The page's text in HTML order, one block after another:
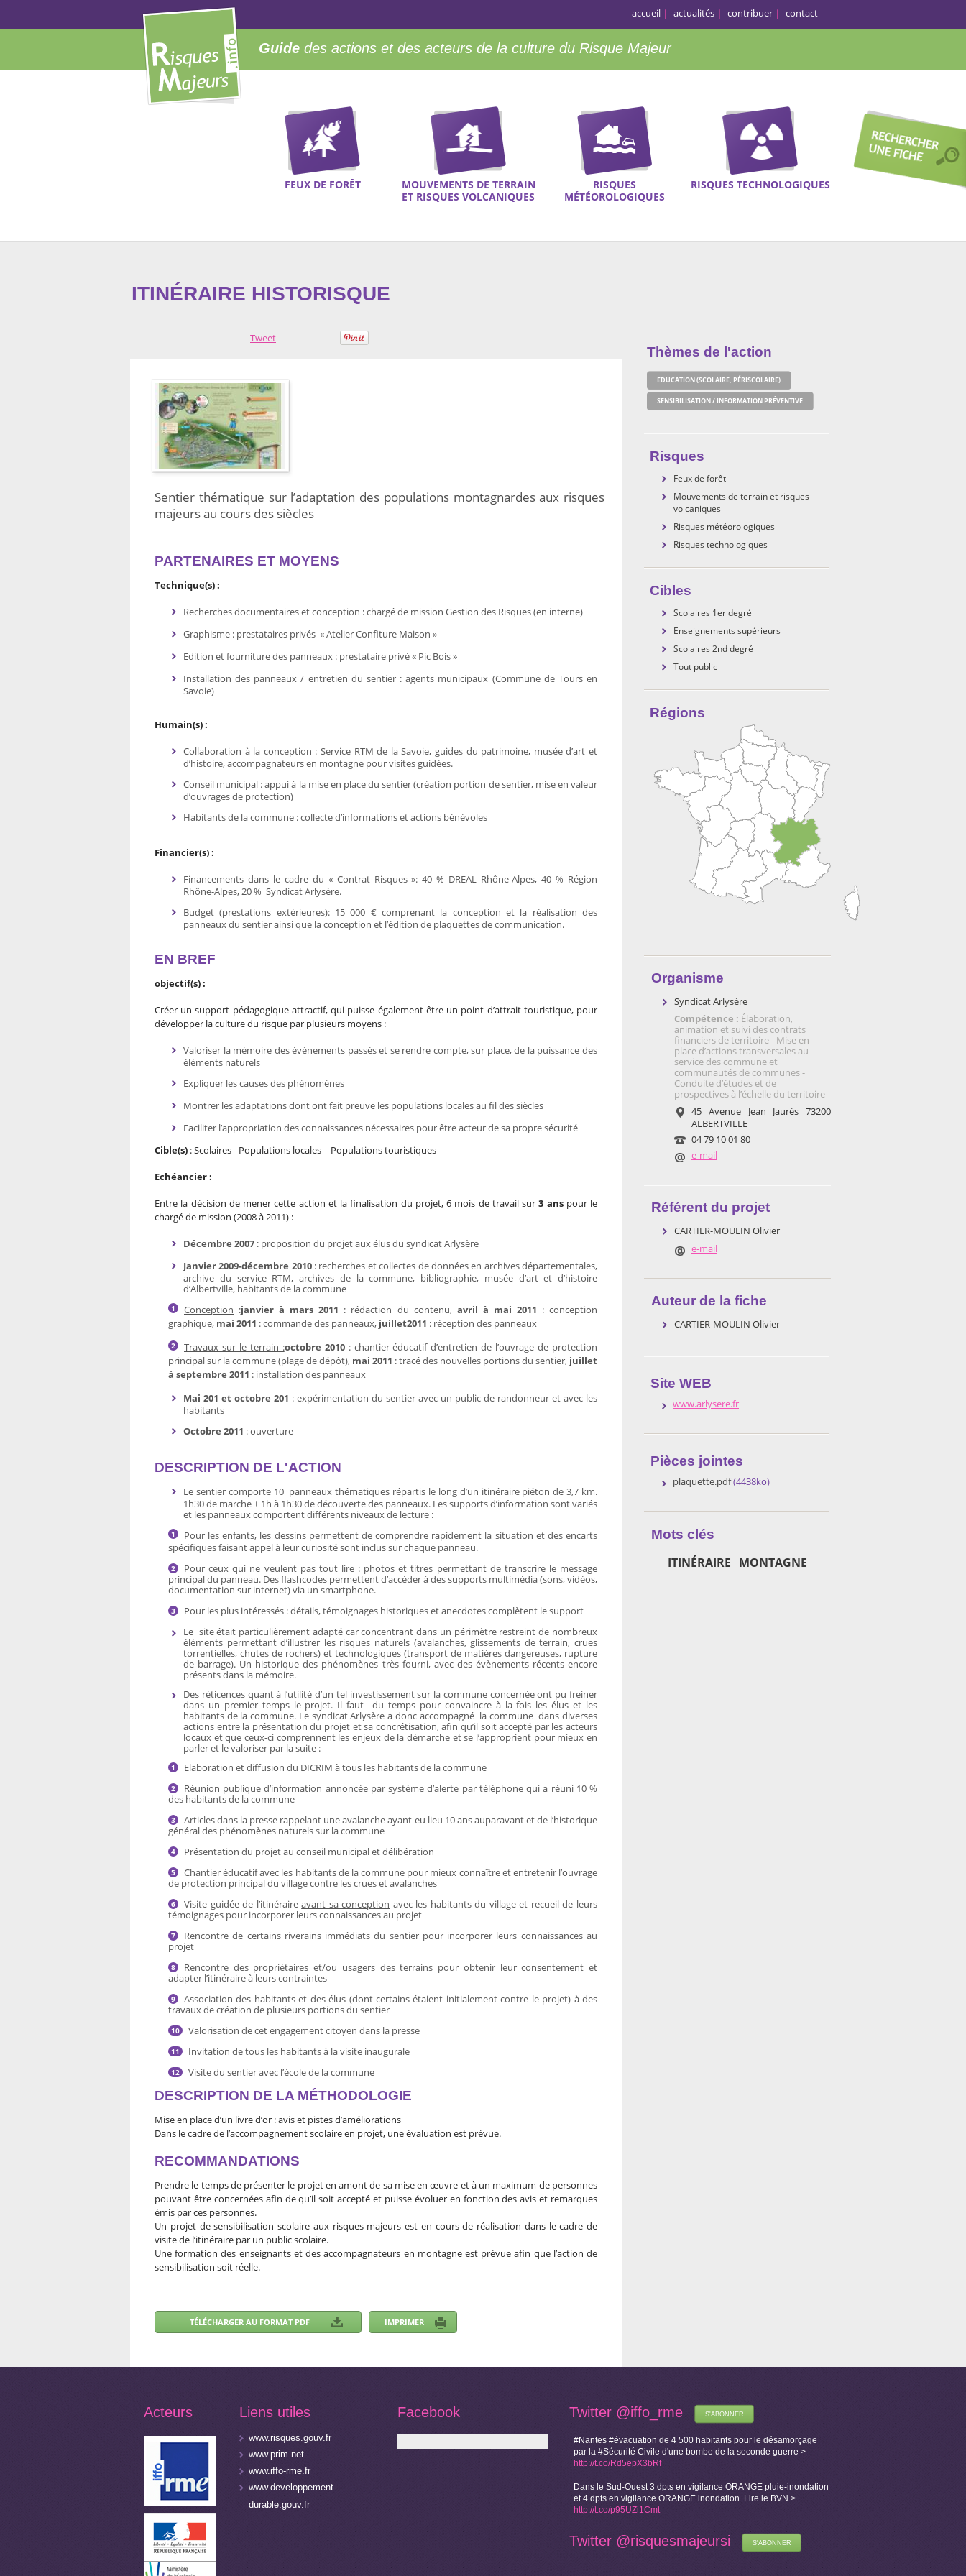
accueil actualités contribuer contact
Guide des actions et des acteurs de la culture du Risque Majeur
FEUX DE FORÊT
MOUVEMENTS DE TERRAIN
ET RISQUES VOLCANIQUES
RISQUES
MÉTÉOROLOGIQUES
RISQUES TECHNOLOGIQUES
ITINÉRAIRE HISTORISQUE
Tweet
Sentier thématique sur l’adaptation des populations montagnardes aux risques
majeurs au cours des siècles
PARTENAIRES ET MOYENS
Technique(s) :
Recherches documentaires et conception : chargé de mission Gestion des Risques (en interne)
Graphisme : prestataires privés « Atelier Confiture Maison »
Edition et fourniture des panneaux : prestataire privé « Pic Bois »
Installation des panneaux / entretien du sentier : agents municipaux (Commune de Tours en
Savoie)
Humain(s) :
Collaboration à la conception : Service RTM de la Savoie, guides du patrimoine, musée d’art et
d’histoire, accompagnateurs en montagne pour visites guidées.
Conseil municipal : appui à la mise en place du sentier (création portion de sentier, mise en valeur
d’ouvrages de protection)
Habitants de la commune : collecte d’informations et actions bénévoles
Financier(s) :
Financements dans le cadre du « Contrat Risques »: 40 % DREAL Rhône-Alpes, 40 % Région
Rhône-Alpes, 20 % Syndicat Arlysère.
Budget (prestations extérieures): 15 000 € comprenant la conception et la réalisation des
panneaux du sentier ainsi que la conception et l’édition de plaquettes de communication.
EN BREF
objectif(s) :
Créer un support pédagogique attractif, qui puisse également être un point d’attrait touristique, pour
développer la culture du risque par plusieurs moyens :
Valoriser la mémoire des évènements passés et se rendre compte, sur place, de la puissance des
éléments naturels
Expliquer les causes des phénomènes
Montrer les adaptations dont ont fait preuve les populations locales au fil des siècles
Faciliter l’appropriation des connaissances nécessaires pour être acteur de sa propre sécurité
Cible(s) : Scolaires - Populations locales - Populations touristiques
Echéancier :
Entre la décision de mener cette action et la finalisation du projet, 6 mois de travail sur3 anspour le
chargé de mission (2008 à 2011) :
Décembre 2007 : proposition du projet aux élus du syndicat Arlysère
Janvier 2009-décembre 2010: recherches et collectes de données en archives départementales,
archive du service RTM, archives de la commune, bibliographie, musée d’art et d’histoire
d’Albertville, habitants de la commune
Conception :janvier à mars 2011 : rédaction du contenu, avril à mai 2011 : conception
graphique, mai 2011 : commande des panneaux, juillet2011 : réception des panneaux
Travaux sur le terrain :octobre 2010: chantier éducatif d’entretien de l’ouvrage de protection
principal sur la commune (plage de dépôt), mai 2011 : tracé des nouvelles portions du sentier, juillet
à septembre 2011 : installation des panneaux
Mai 201 et octobre 201 : expérimentation du sentier avec un public de randonneur et avec les
habitants
Octobre 2011 : ouverture
DESCRIPTION DE L'ACTION
Le sentier comporte 10 panneaux thématiques répartis le long d’un itinéraire piéton de 3,7 km.
1h30 de marche + 1h à 1h30 de découverte des panneaux. Les supports d’information sont variés
et les panneaux comportent différents niveaux de lecture :
Pour les enfants, les dessins permettent de comprendre rapidement la situation et des encarts
spécifiques faisant appel à leur curiosité sont inclus sur chaque panneau.
Pour ceux qui ne veulent pas tout lire : photos et titres permettant de transcrire le message
principal du panneau. Des flashcodes permettent d’accéder à des supports multimédia (sons, vidéos,
documentation sur internet) via un smartphone.
Pour les plus intéressés : détails, témoignages historiques et anecdotes complètent le support
Le site était particulièrement adapté car concentrant dans un périmètre restreint de nombreux
éléments permettant d’illustrer les risques naturels (avalanches, glissements de terrain, crues
torrentielles, chutes de rochers) et technologiques (transport de matières dangereuses, rupture
de barrage). Un historique des phénomènes très fourni, avec des évènements récents encore
présents dans la mémoire.
Des réticences quant à l’utilité d’un tel investissement sur la commune concernée ont pu freiner
dans un premier temps le projet. Il faut du temps pour convaincre à la fois les élus et les
habitants de la commune. Le syndicat Arlysère a donc accompagné la commune dans diverses
actions entre la présentation du projet et sa concrétisation, afin qu’il soit accepté par les acteurs
locaux et que ceux-ci comprennent les enjeux de la démarche et se l’approprient pour mieux en
parler et le valoriser par la suite :
Elaboration et diffusion du DICRIM à tous les habitants de la commune
Réunion publique d’information annoncée par système d’alerte par téléphone qui a réuni 10 %
des habitants de la commune
Articles dans la presse rappelant une avalanche ayant eu lieu 10 ans auparavant et de l’historique
général des phénomènes naturels sur la commune
Présentation du projet au conseil municipal et délibération
Chantier éducatif avec les habitants de la commune pour mieux connaître et entretenir l’ouvrage
de protection principal du village contre les crues et avalanches
Visite guidée de l’itinéraireavant sa conception avec les habitants du village et recueil de leurs
témoignages pour incorporer leurs connaissances au projet
Rencontre de certains riverains immédiats du sentier pour incorporer leurs connaissances au
projet
Rencontre des propriétaires et/ou usagers des terrains pour obtenir leur consentement et
adapter l’itinéraire à leurs contraintes
Association des habitants et des élus (dont certains étaient initialement contre le projet) à des
travaux de création de plusieurs portions du sentier
Valorisation de cet engagement citoyen dans la presse
Invitation de tous les habitants à la visite inaugurale
Visite du sentier avec l’école de la commune
DESCRIPTION DE LA MÉTHODOLOGIE
Mise en place d’un livre d’or : avis et pistes d’améliorations
Dans le cadre de l’accompagnement scolaire en projet, une évaluation est prévue.
RECOMMANDATIONS
Prendre le temps de présenter le projet en amont de sa mise en œuvre et à un maximum de personnes
pouvant être concernées afin de qu’il soit accepté et puisse évoluer en fonction des avis et remarques
émis par ces personnes.
Un projet de sensibilisation scolaire aux risques majeurs est en cours de réalisation dans le cadre de
visite de l’itinéraire par un public scolaire.
Une formation des enseignants et des accompagnateurs en montagne est prévue afin que l’action de
sensibilisation soit réelle.
Thèmes de l'action
EDUCATION (SCOLAIRE, PÉRISCOLAIRE)
SENSIBILISATION / INFORMATION PRÉVENTIVE
Risques
Feux de forêt
Mouvements de terrain et risques
volcaniques
Risques météorologiques
Risques technologiques
Cibles
Scolaires 1er degré
Enseignements supérieurs
Scolaires 2nd degré
Tout public
Régions
Organisme
Syndicat Arlysère
Compétence : Élaboration,
animation et suivi des contrats
financiers de territoire - Mise en
place d’actions transversales au
service des commune et
communautés de communes -
Conduite d’études et de
prospectives à l’échelle du territoire
45 Avenue Jean Jaurès 73200
ALBERTVILLE
04 79 10 01 80
e-mail
Référent du projet
CARTIER-MOULIN Olivier
e-mail
Auteur de la fiche
CARTIER-MOULIN Olivier
Site WEB
www.arlysere.fr
Pièces jointes
plaquette.pdf(4438ko)
Mots clés
ITINÉRAIRE MONTAGNE
Acteurs Liens utiles
www.risques.gouv.fr
www.prim.net
www.iffo-rme.fr
www.developpement-
durable.gouv.fr
Facebook Twitter @iffo_rme S'ABONNER
#Nantes #évacuation de 4 500 habitants pour le désamorçage
par la #Sécurité Civile d'une bombe de la seconde guerre >
http://t.co/Rd5epX3bRf
Dans le Sud-Ouest 3 dpts en vigilance ORANGE pluie-inondation
et 4 dpts en vigilance ORANGE inondation. Lire le BVN >
http://t.co/p95UZi1Cmt
Twitter @risquesmajeursi S'ABONNER